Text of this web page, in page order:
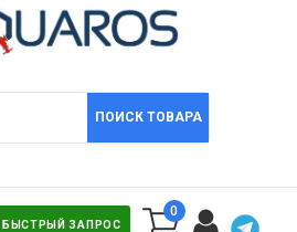
ПОИСК ТОВАРА
БЫСТРЫЙ ЗАПРОС
0